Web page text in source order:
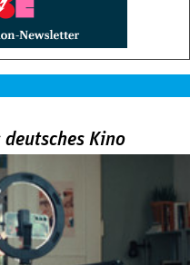
Kino